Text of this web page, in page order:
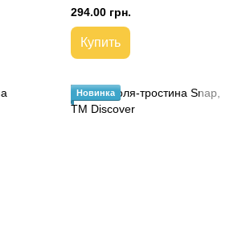
294.00 грн.
Купить
Новинка